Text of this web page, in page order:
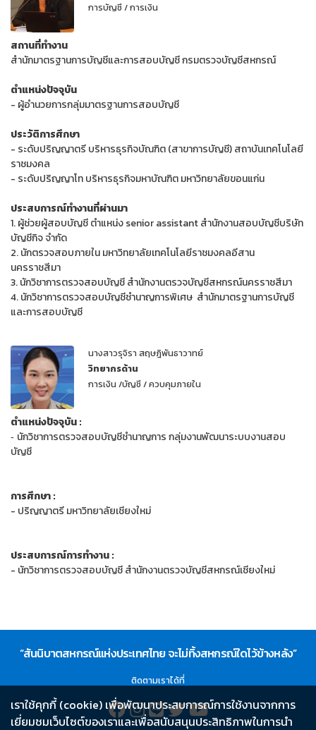
การบัญชี / การเงิน
สถานที่ทำงาน
สำนักมาตรฐานการบัญชีและการสอบบัญชี กรมตรวจบัญชีสหกรณ์
ตำแหน่งปัจจุบัน
- ผู้อำนวยการกลุ่มมาตรฐานการสอบบัญชี
ประวัติการศึกษา
- ระดับปริญญาตรี บริหารธุรกิจบัณฑิต (สาขาการบัญชี) สถาบันเทคโนโลยี
ราชมงคล
- ระดับปริญญาโท บริหารธุรกิจมหาบัณฑิต มหาวิทยาลัยขอนแก่น
ประสบการณ์ทำงานที่ผ่านมา
1. ผู้ช่วยผู้สอบบัญชี ตำแหน่ง senior assistant สำนักงานสอบบัญชีบริษัท
บัญชีกิจ จำกัด
2. นักตรวจสอบภายใน มหาวิทยาลัยเทคโนโลยีราชมงคลอีสาน
นครราชสีมา
3. นักวิชาการตรวจสอบบัญชี สำนักงานตรวจบัญชีสหกรณ์นครราชสีมา
4. นักวิชาการตรวจสอบบัญชีชำนาญการพิเศษ สำนักมาตรฐานการบัญชี
และการสอบบัญชี
นางสาวรุจิรา สฤษฎิพันธาวาทย์
วิทยากรด้าน
การเงิน /บัญชี / ควบคุมภายใน
ตำแหน่งปัจจุบัน :
- นักวิชาการตรวจสอบบัญชีชำนาญการ กลุ่มงานพัฒนาระบบงานสอบ
บัญชี
การศึกษา :
- ปริญญาตรี มหาวิทยาลัยเชียงใหม่
ประสบการณ์การทำงาน :
- นักวิชาการตรวจสอบบัญชี สำนักงานตรวจบัญชีสหกรณ์เชียงใหม่
“สันนิบาตสหกรณ์แห่งประเทศไทย จะไม่ทิ้งสหกรณ์ใดไว้ข้างหลัง”
ติดตามเราได้ที่
เราใช้คุกกี้ (cookie) เพื่อพัฒนาประสบการณ์การใช้งานจากการ
เยี่ยมชมเว็บไซต์ของเราและเพื่อสนับสนุนประสิทธิภาพในการนำ